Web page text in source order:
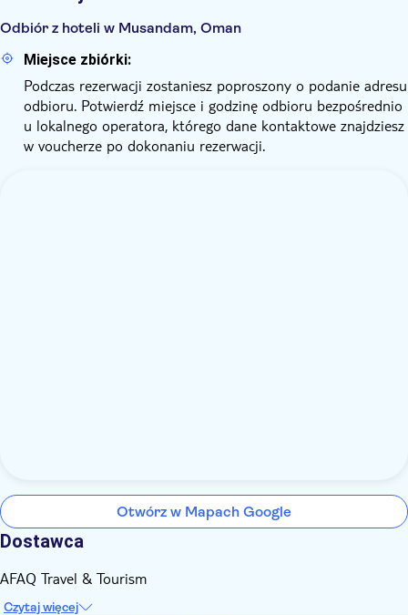
Odbiór z hoteli w Musandam, Oman
Miejsce zbiórki:
Podczas rezerwacji zostaniesz poproszony o podanie adresu
odbioru. Potwierdź miejsce i godzinę odbioru bezpośrednio
u lokalnego operatora, którego dane kontaktowe znajdziesz
w voucherze po dokonaniu rezerwacji.
Otwórz w Mapach Google
Dostawca
AFAQ Travel & Tourism
Czytaj więcej